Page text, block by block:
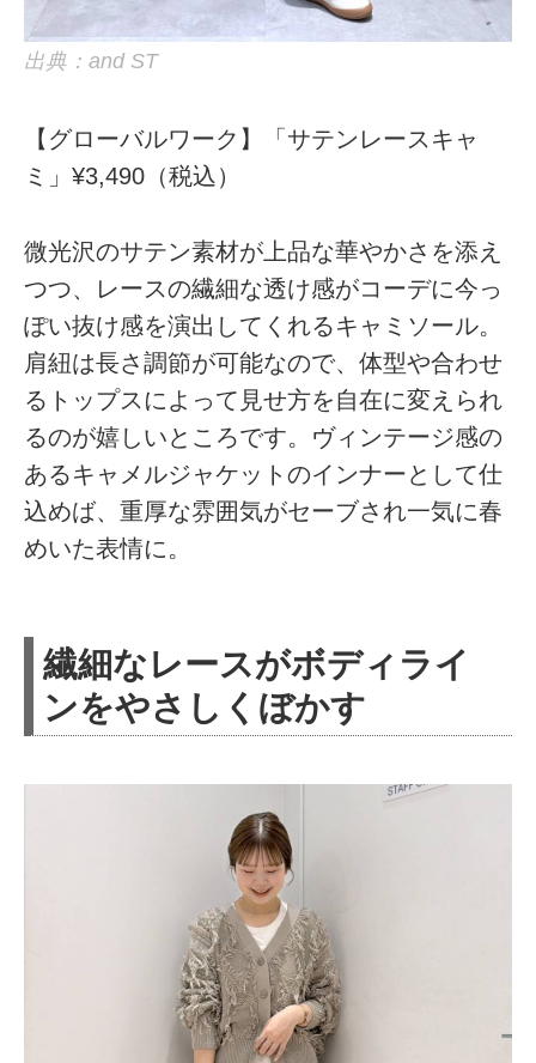
出典：and ST
【グローバルワーク】「サテンレースキャ
ミ」¥3,490（税込）
微光沢のサテン素材が上品な華やかさを添え
つつ、レースの繊細な透け感がコーデに今っ
ぽい抜け感を演出してくれるキャミソール。
肩紐は長さ調節が可能なので、体型や合わせ
るトップスによって見せ方を自在に変えられ
るのが嬉しいところです。ヴィンテージ感の
あるキャメルジャケットのインナーとして仕
込めば、重厚な雰囲気がセーブされ一気に春
めいた表情に。
繊細なレースがボディライ
ンをやさしくぼかす